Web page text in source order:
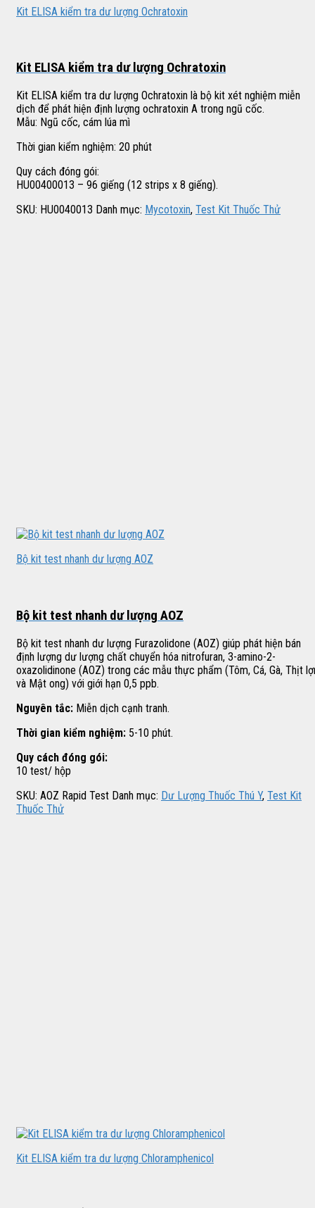
Kit ELISA kiểm tra dư lượng Ochratoxin
Kit ELISA kiểm tra dư lượng Ochratoxin
Kit ELISA kiểm tra dư lượng Ochratoxin là bộ kit xét nghiệm miễn
dịch để phát hiện định lượng ochratoxin A trong ngũ cốc.
Mẫu: Ngũ cốc, cám lúa mì
Thời gian kiểm nghiệm: 20 phút
Quy cách đóng gói:
HU00400013 – 96 giếng (12 strips x 8 giếng).
SKU: HU0040013 Danh mục: Mycotoxin, Test Kit Thuốc Thử
Bộ kit test nhanh dư lượng AOZ
Bộ kit test nhanh dư lượng AOZ
Bộ kit test nhanh dư lượng Furazolidone (AOZ) giúp phát hiện bán
định lượng dư lượng chất chuyển hóa nitrofuran, 3-amino-2-
oxazolidinone (AOZ) trong các mẫu thực phẩm (Tôm, Cá, Gà, Thịt
và Mật ong) với giới hạn 0,5 ppb.
Nguyên tắc: Miễn dịch cạnh tranh.
Thời gian kiểm nghiệm: 5-10 phút.
Quy cách đóng gói:
10 test/ hộp
SKU: AOZ Rapid Test Danh mục: Dư Lượng Thuốc Thú Y, Test Kit
Thuốc Thử
Kit ELISA kiểm tra dư lượng Chloramphenicol